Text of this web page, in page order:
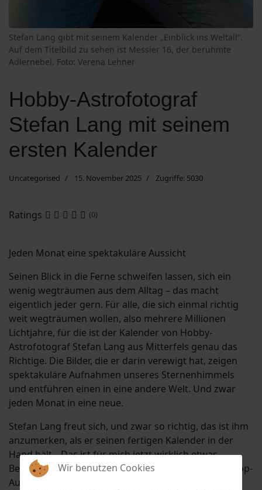
Stefan Lang gibt mit seinem Kalender „Einblick ins Weltall“.
Auf dem Titelbild zu sehen ist Messier 16, der berühmte
Adlernebel. Foto: Verena Lehner
Hobby-Astrofotograf
Stefan Lang mit seinem
ersten Kalender
Uncategorised 15. November 2025 Zugriffe: 5030
Ratings (0)
Jeden Monat eine spektakuläre Aussicht
Seinen Blick in die Ferne schweifen lassen, sich ein
wenig wegträumen aus dem Alltag – das macht
eigentlich jeder gern. Für alle, die sich einmal richtig
weit wegträumen wollen, also mehrere Millionen
Lichtjahre, für die ist der Kalender von Hobby-
Astrofotograf Stefan Lang aus Mitterfels genau das
Richtige. Die Bilder, die er darin verewigt hat, zeigen
spektakuläre Aufnahmen unseres Sternenhimmels
und entführen einen in eine andere Welt. Und zwar
jeden Monat in eine neue.
Stefan Lang freut sich, und zwar so richtig, das ist ihm
anzumerken, als er seinen fertigen Kalender in der
Hand hält. „Das ist für mich jetzt wirklich etwas
Besonderes“, sagt er. Auf die Idee, aus seinen Teleskop-
Aufnahmen einen Kalender zu machen, hat ihn seine
Wir benutzen Cookies